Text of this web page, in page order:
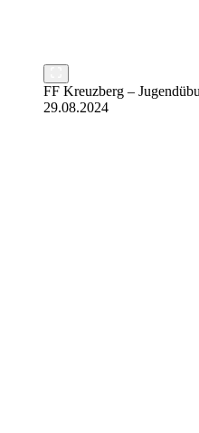
FF Kreuzberg –
29.08.2024